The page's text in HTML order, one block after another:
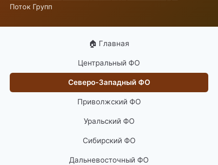
Поток Групп
🏠 Главная
Центральный ФО
Северо-Западный ФО
Приволжский ФО
Уральский ФО
Сибирский ФО
Дальневосточный ФО